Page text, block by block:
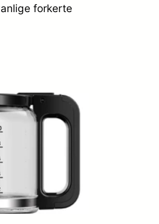
forkerte